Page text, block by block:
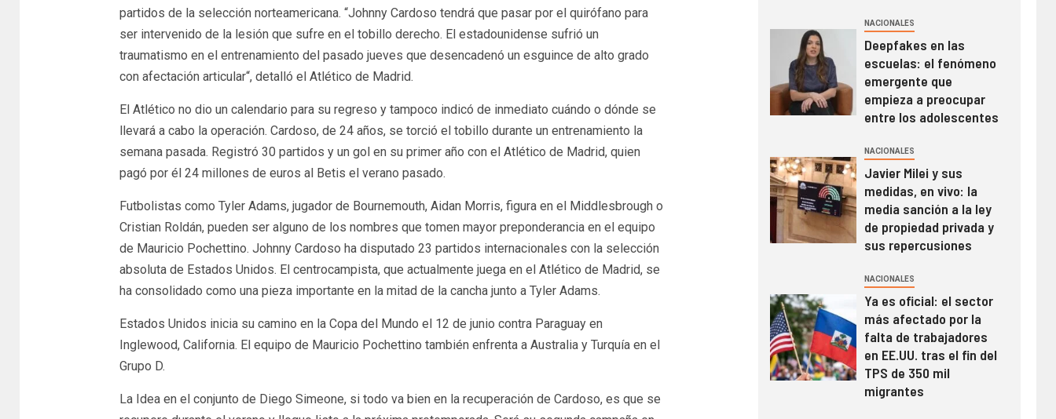
partidos de la selección norteamericana. “Johnny Cardoso tendrá que pasar por el quirófano para
ser intervenido de la lesión que sufre en el tobillo derecho. El estadounidense sufrió un
traumatismo en el entrenamiento del pasado jueves que desencadenó un esguince de alto grado
con afectación articular“, detalló el Atlético de Madrid.
El Atlético no dio un calendario para su regreso y tampoco indicó de inmediato cuándo o dónde se
llevará a cabo la operación. Cardoso, de 24 años, se torció el tobillo durante un entrenamiento la
semana pasada. Registró 30 partidos y un gol en su primer año con el Atlético de Madrid, quien
pagó por él 24 millones de euros al Betis el verano pasado.
Futbolistas como Tyler Adams, jugador de Bournemouth, Aidan Morris, figura en el Middlesbrough o
Cristian Roldán, pueden ser alguno de los nombres que tomen mayor preponderancia en el equipo
de Mauricio Pochettino. Johnny Cardoso ha disputado 23 partidos internacionales con la selección
absoluta de Estados Unidos. El centrocampista, que actualmente juega en el Atlético de Madrid, se
ha consolidado como una pieza importante en la mitad de la cancha junto a Tyler Adams.
Estados Unidos inicia su camino en la Copa del Mundo el 12 de junio contra Paraguay en
Inglewood, California. El equipo de Mauricio Pochettino también enfrenta a Australia y Turquía en el
Grupo D.
La Idea en el conjunto de Diego Simeone, si todo va bien en la recuperación de Cardoso, es que se
NACIONALES
Deepfakes en las
escuelas: el fenómeno
emergente que
empieza a preocupar
entre los adolescentes
NACIONALES
Javier Milei y sus
medidas, en vivo: la
media sanción a la ley
de propiedad privada y
sus repercusiones
NACIONALES
Ya es oficial: el sector
más afectado por la
falta de trabajadores
en EE.UU. tras el fin del
TPS de 350 mil
migrantes